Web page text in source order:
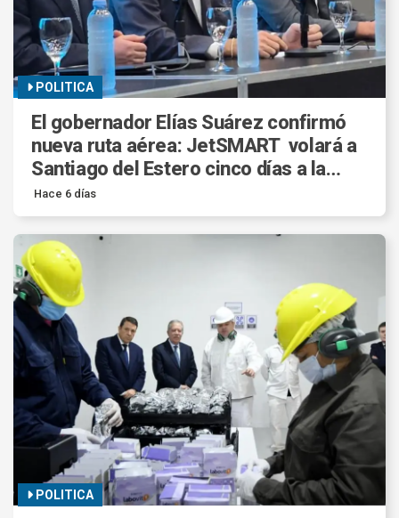
POLITICA
El gobernador Elías Suárez confirmó
nueva ruta aérea: JetSMART volará a
Santiago del Estero cinco días a la
semana.
Hace 6 días
POLITICA